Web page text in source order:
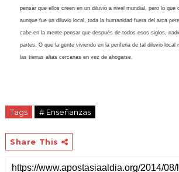
pensar que ellos creen en un diluvio a nivel mundial, pero lo que
aunque fue un diluvio local, toda la humanidad fuera del arca
cabe en la mente pensar que después de todos esos siglos,
partes. O que la gente viviendo en la periferia de tal diluvio local
las tierras altas cercanas en vez de ahogarse.
Tags # Enseñanzas
Share This